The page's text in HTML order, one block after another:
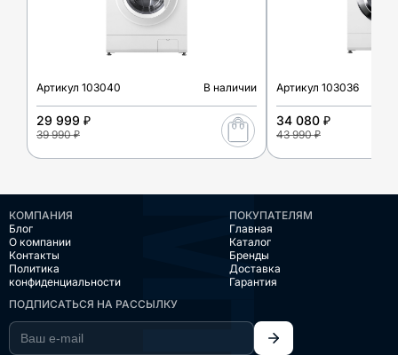
Артикул 103040 В наличии
29 999 ₽
39 990 ₽
Артикул 103036
34 080 ₽
43 990 ₽
КОМПАНИЯ
Блог
О компании
Контакты
Политика
конфиденциальности
ПОКУПАТЕЛЯМ
Главная
Каталог
Бренды
Доставка
Гарантия
ПОДПИСАТЬСЯ НА РАССЫЛКУ